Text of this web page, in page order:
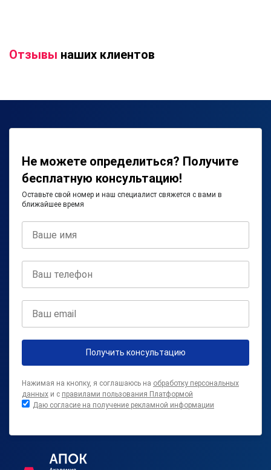
Отзывы наших клиентов
Не можете определиться? Получите
бесплатную консультацию!
Оставьте свой номер и наш специалист свяжется с вами в
ближайшее время
Получить консультацию
Нажимая на кнопку, я соглашаюсь на обработку персональных
данных и с правилами пользования Платформой
Даю согласие на получение рекламной информации